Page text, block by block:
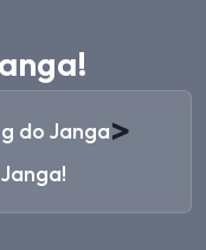
do Janga>